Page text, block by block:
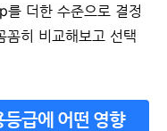
를 더한 수준으로 결정
꼼히 비교해보고 선택
급에 어떤 영향